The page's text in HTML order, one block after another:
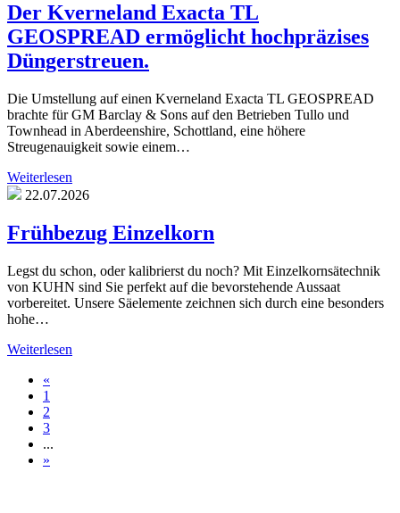
Der Kverneland Exacta TL
GEOSPREAD ermöglicht hochpräzises
Düngerstreuen.
Die Umstellung auf einen Kverneland Exacta TL GEOSPREAD
brachte für GM Barclay & Sons auf den Betrieben Tullo und
Townhead in Aberdeenshire, Schottland, eine höhere
Streugenauigkeit sowie einem…
Weiterlesen
22.07.2026
Frühbezug Einzelkorn
Legst du schon, oder kalibrierst du noch? Mit Einzelkornsätechnik
von KUHN sind Sie perfekt auf die bevorstehende Aussaat
vorbereitet. Unsere Säelemente zeichnen sich durch eine besonders
hohe…
Weiterlesen
«
1
2
3
...
»